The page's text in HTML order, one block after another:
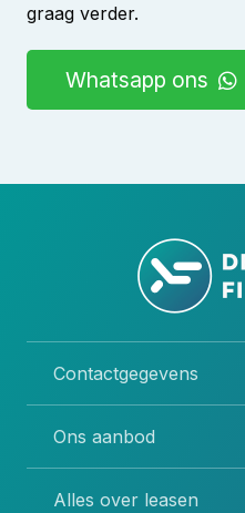
graag verder.
Whatsapp ons
Contactgegevens
Ons aanbod
Alles over leasen